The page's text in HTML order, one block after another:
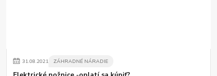
31.08.2021 ZÁHRADNÉ NÁRADIE